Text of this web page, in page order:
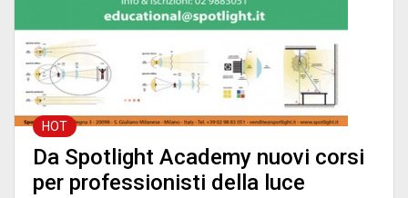
HOT
Da Spotlight Academy nuovi corsi
per professionisti della luce